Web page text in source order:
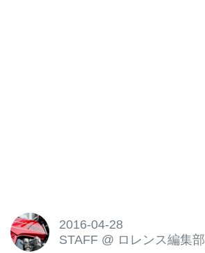
2016-04-28
STAFF @ ロレンス編集部